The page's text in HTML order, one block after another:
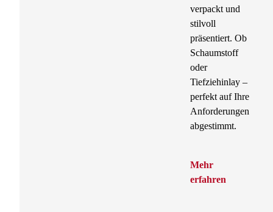
verpackt und
stilvoll
präsentiert. Ob
Schaumstoff
oder
Tiefziehinlay –
perfekt auf Ihre
Anforderungen
abgestimmt.
Mehr
erfahren